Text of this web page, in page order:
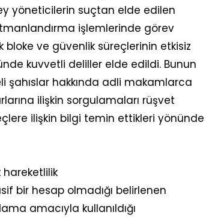
yöneticilerin suçtan elde edilen
işlemlerinde görev
bloke ve güvenlik süreçlerinin etkisiz
kuvvetli deliller elde edildi. Bunun
şahıslar hakkında adli makamlarca
ilişkin sorgulamaları rüşvet
ilişkin bilgi temin ettikleri yönünde
hareketlilik
bir hesap olmadığı belirlenen
amacıyla kullanıldığı